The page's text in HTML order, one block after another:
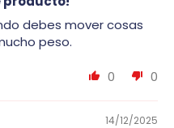
debes mover cosas
peso.
0 0
14/12/2025